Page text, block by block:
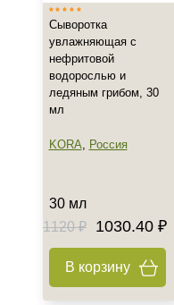
Спецпредложение
Акция недели
Бестселлеры
Сыворотка
увлажняющая с
нефритовой
водорослью и
ледяным грибом, 30
мл
KORA, Россия
30 мл
1120 ₽
1030.40 ₽
В корзину